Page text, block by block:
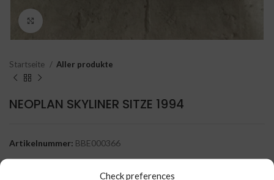
Check preferences
Startseite Aller produkte
NEOPLAN SKYLINER SITZE 1994
Artikelnummer: BBE000366
Kategorie:Aller produkte